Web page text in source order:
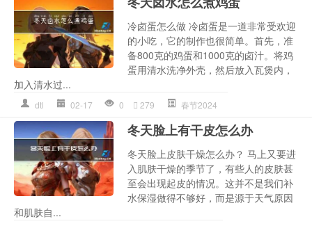
冷卤蛋怎么做 冷卤蛋是一道非常受欢迎
的小吃，它的制作也很简单。首先，准
备800克的鸡蛋和1000克的卤汁。将鸡
蛋用清水洗净外壳，然后放入瓦煲内，
加入清水过...
dtl 02-17 0 279 春节2024
冬天脸上有干皮怎么办
冬天脸上皮肤干燥怎么办？ 马上又要进
入肌肤干燥的季节了，有些人的皮肤甚
至会出现起皮的情况。这并不是我们补
水保湿做得不够好，而是源于天气原因
和肌肤自...